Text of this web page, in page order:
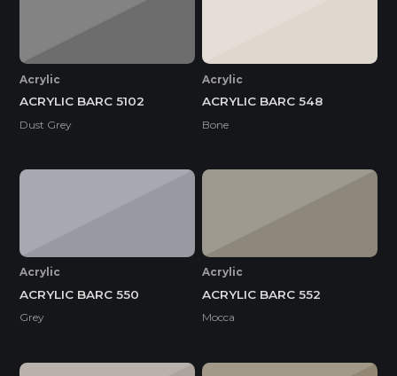
Acrylic
ACRYLIC BARC 5102
Dust Grey
Acrylic
ACRYLIC BARC 548
Bone
Acrylic
ACRYLIC BARC 550
Grey
Acrylic
ACRYLIC BARC 552
Mocca